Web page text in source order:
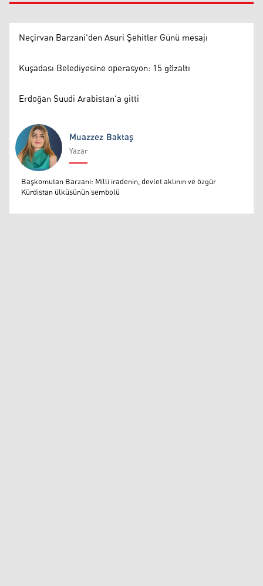
Neçirvan Barzani'den Asuri Şehitler Günü mesajı
Kuşadası Belediyesine operasyon: 15 gözaltı
Erdoğan Suudi Arabistan'a gitti
Muazzez Baktaş
Muazzez Baktaş
Yazar
Başkomutan Barzani: Milli iradenin, devlet aklının ve özgür
Kürdistan ülküsünün sembolü